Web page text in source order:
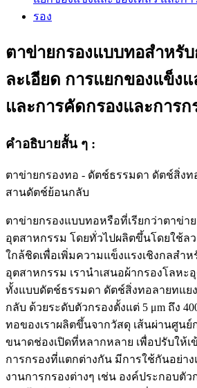
ตาข่ายกรองแบบทอสำหรั
ละเอียด การแยกของแข็งแ
และการคัดกรองและการก
คำอธิบายสั้น ๆ :
ตาข่ายกรองทอ - ดัตช์ธรรมดา ดัตช์สิ่งท
สานดัตช์ย้อนกลับ
ตาข่ายกรองแบบทอหรือที่เรียกว่าตาข่า
อุตสาหกรรม โดยทั่วไปผลิตขึ้นโดยใช้ล
ใกล้ชิดเพื่อเพิ่มความแข็งแรงเชิงกลสำห
อุตสาหกรรม เรานำเสนอผ้ากรองโลหะ
ทั้งแบบดัตช์ธรรมดา ดัตช์สิ่งทอลายทแย
กลับ ด้วยระดับตัวกรองตั้งแต่ 5 μm ถึง
ทอของเราผลิตขึ้นจากวัสดุ เส้นผ่านศูนย์
ขนาดช่องเปิดที่หลากหลาย เพื่อปรับให้
การกรองที่แตกต่างกัน มีการใช้กันอย่า
งานการกรองต่างๆ เช่น องค์ประกอบตัว